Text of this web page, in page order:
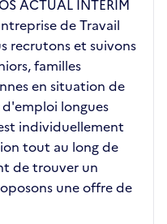
ACTUAL INTERIM
de Travail
recrutons et suivons
familles
en situation de
longues
individuellement
tout au long de
de trouver un
une offre de